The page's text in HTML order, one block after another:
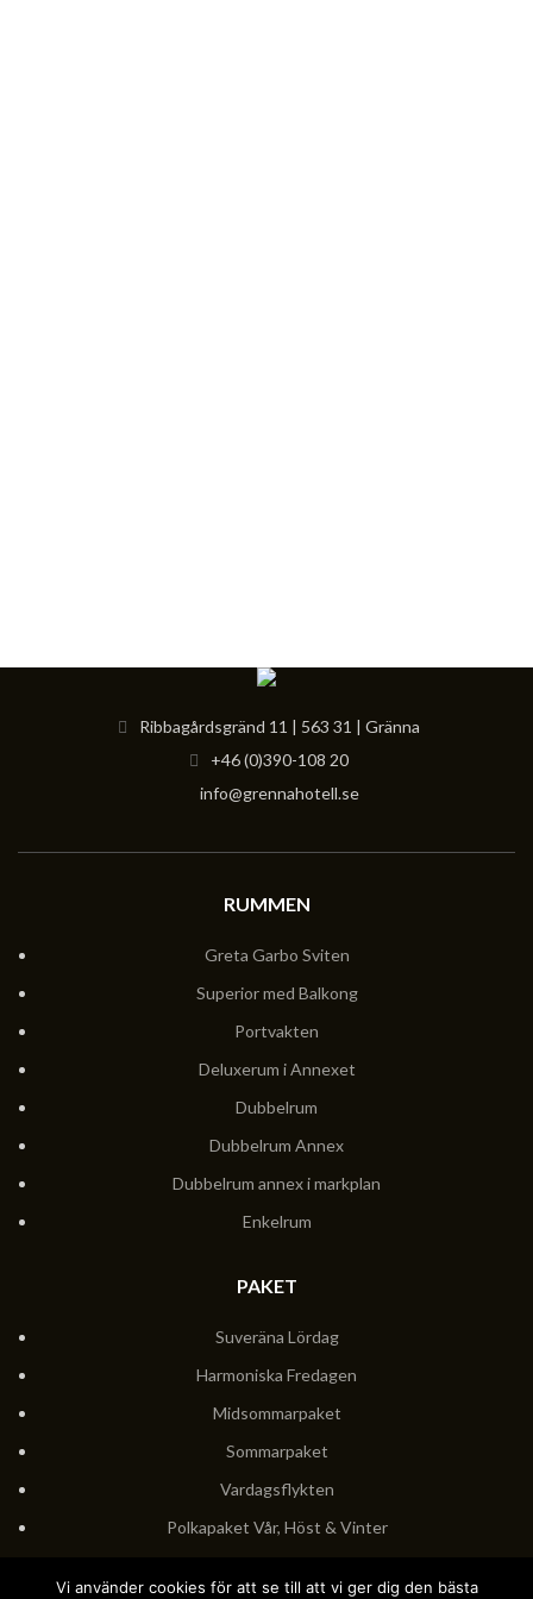
Ribbagårdsgränd 11 | 563 31 | Gränna
+46 (0)390-108 20
info@grennahotell.se
RUMMEN
Greta Garbo Sviten
Superior med Balkong
Portvakten
Deluxerum i Annexet
Dubbelrum
Dubbelrum Annex
Dubbelrum annex i markplan
Enkelrum
PAKET
Suveräna Lördag
Harmoniska Fredagen
Midsommarpaket
Sommarpaket
Vardagsflykten
Polkapaket Vår, Höst & Vinter
Vi använder cookies för att se till att vi ger dig den bästa